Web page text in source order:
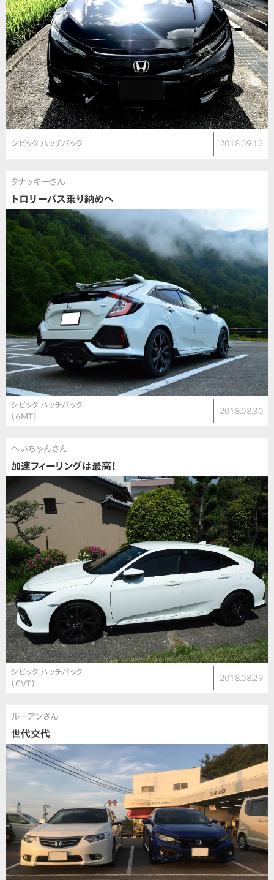
シビック ハッチバック 2018.09.12
タナッキーさん
トロリーバス乗り納めへ
シビック ハッチバック
（6MT）
2018.08.30
へいちゃんさん
加速フィーリングは最高！
シビック ハッチバック
（CVT）
2018.08.29
ルーアンさん
世代交代